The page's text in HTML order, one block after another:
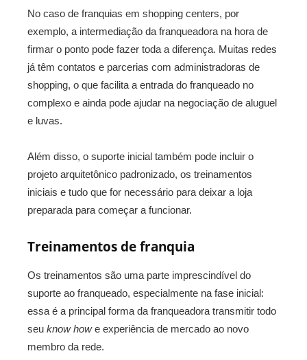
No caso de franquias em shopping centers, por
exemplo, a intermediação da franqueadora na hora de
firmar o ponto pode fazer toda a diferença. Muitas redes
já têm contatos e parcerias com administradoras de
shopping, o que facilita a entrada do franqueado no
complexo e ainda pode ajudar na negociação de aluguel
e luvas.
Além disso, o suporte inicial também pode incluir o
projeto arquitetônico padronizado, os treinamentos
iniciais e tudo que for necessário para deixar a loja
preparada para começar a funcionar.
Treinamentos de franquia
Os treinamentos são uma parte imprescindível do
suporte ao franqueado, especialmente na fase inicial:
essa é a principal forma da franqueadora transmitir todo
seu know howe experiência de mercado ao novo
membro da rede.